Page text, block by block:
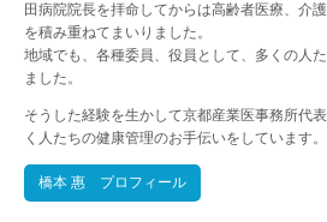
田病院院長を拝命してからは高齢者医療、介
を積み重ねてまいりました。
地域でも、各種委員、役員として、多くの人
ました。
そうした経験を生かして京都産業医事務所代
く人たちの健康管理のお手伝いをしています。
橋本 惠 プロフィール